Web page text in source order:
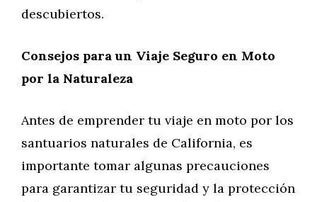
descubiertos.
Consejos para un Viaje Seguro en Moto
por la Naturaleza
Antes de emprender tu viaje en moto por los
santuarios naturales de California, es
importante tomar algunas precauciones
para garantizar tu seguridad y la protección